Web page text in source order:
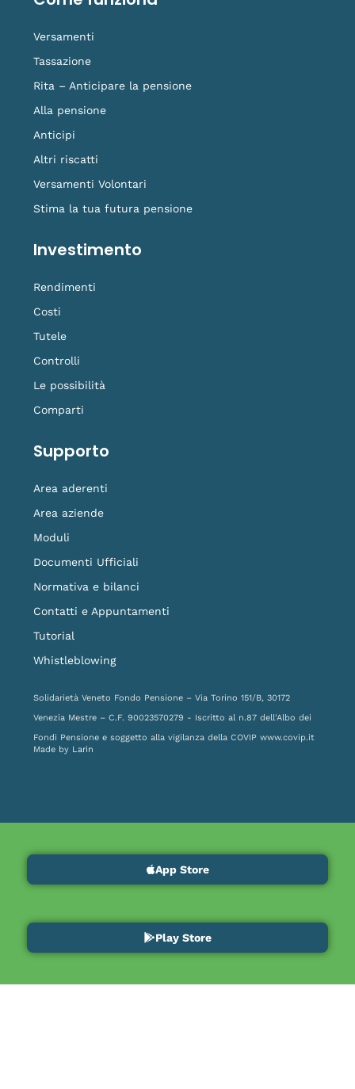
k
n
a
k
Versamenti
Tassazione
Rita – Anticipare la pensione
Alla pensione
Anticipi
Altri riscatti
Versamenti Volontari
Stima la tua futura pensione
Investimento
Rendimenti
Costi
Tutele
Controlli
Le possibilità
Comparti
Supporto
Area aderenti
Area aziende
Moduli
Documenti Ufficiali
Normativa e bilanci
Contatti e Appuntamenti
Tutorial
Whistleblowing
Solidarietà Veneto Fondo Pensione – Via Torino 151/B, 30172
Venezia Mestre – C.F. 90023570279 - Iscritto al n.87 dell'Albo dei
Fondi Pensione e soggetto alla vigilanza della COVIP www.covip.it
Made by Larin
App Store
Play Store